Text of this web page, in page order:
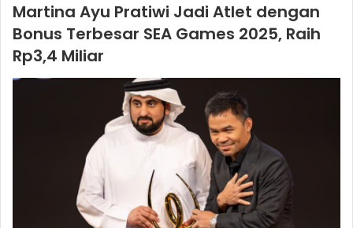
Martina Ayu Pratiwi Jadi Atlet dengan
Bonus Terbesar SEA Games 2025, Raih
Rp3,4 Miliar